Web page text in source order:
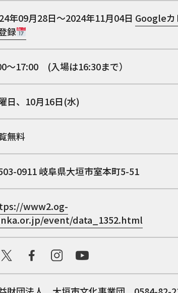
年09月28日～2024年11月04日 Googleカ
録
～17:00 (入場は16:30まで）
日、10月16日(水)
無料
0911 岐阜県大垣市室本町5-51
www2.og-
event/data_1352.html